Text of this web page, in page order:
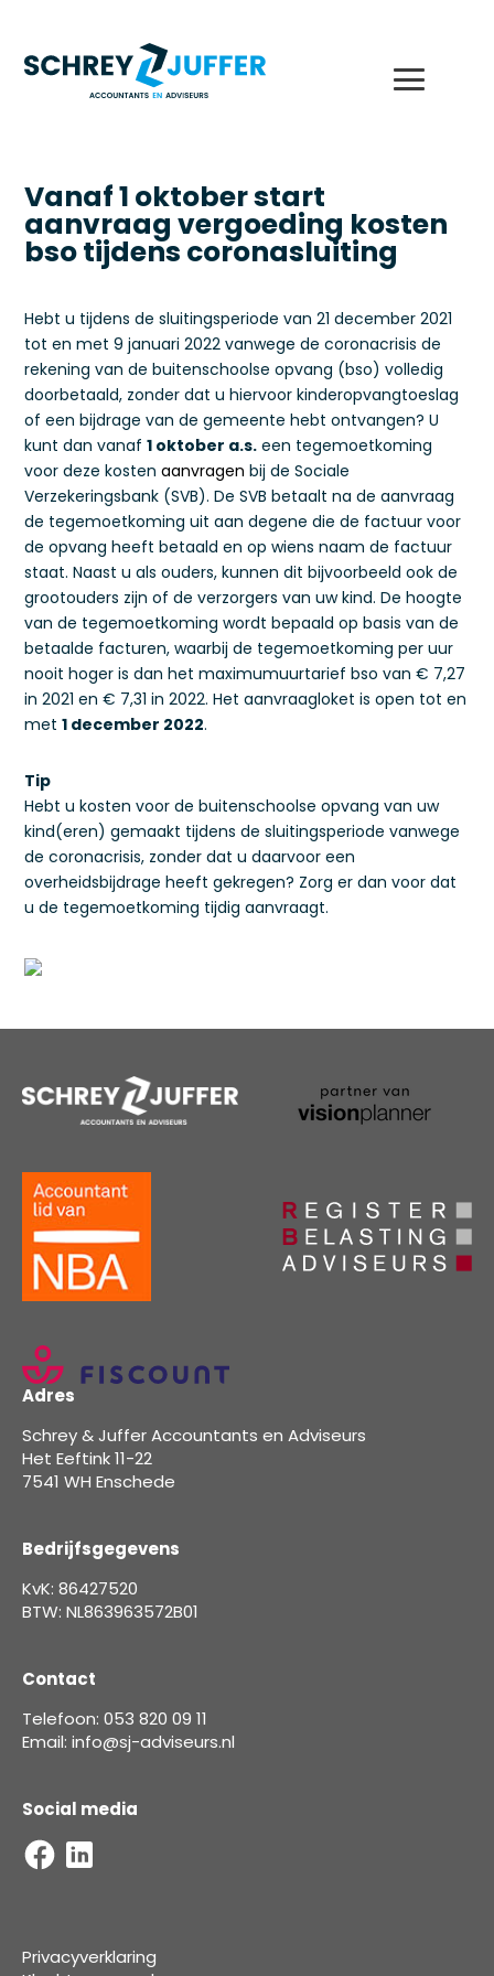
Vanaf 1 oktober start
aanvraag vergoeding kosten
bso tijdens coronasluiting
Hebt u tijdens de sluitingsperiode van 21 december 2021
tot en met 9 januari 2022 vanwege de coronacrisis de
rekening van de buitenschoolse opvang (bso) volledig
doorbetaald, zonder dat u hiervoor kinderopvangtoeslag
of een bijdrage van de gemeente hebt ontvangen? U
kunt dan vanaf1 oktober a.s. een tegemoetkoming
voor deze kostenaanvragen bij de Sociale
Verzekeringsbank (SVB). De SVB betaalt na de aanvraag
de tegemoetkoming uit aan degene die de factuur voor
de opvang heeft betaald en op wiens naam de factuur
staat. Naast u als ouders, kunnen dit bijvoorbeeld ook de
grootouders zijn of de verzorgers van uw kind. De hoogte
van de tegemoetkoming wordt bepaald op basis van de
betaalde facturen, waarbij de tegemoetkoming per uur
nooit hoger is dan het maximumuurtarief bso van € 7,27
in 2021 en € 7,31 in 2022. Het aanvraagloket is open tot en
met1 december 2022.
Tip
Hebt u kosten voor de buitenschoolse opvang van uw
kind(eren) gemaakt tijdens de sluitingsperiode vanwege
de coronacrisis, zonder dat u daarvoor een
overheidsbijdrage heeft gekregen? Zorg er dan voor dat
u de tegemoetkoming tijdig aanvraagt.
Adres
Schrey & Juffer Accountants en Adviseurs
Het Eeftink 11-22
7541 WH Enschede
Bedrijfsgegevens
KvK: 86427520
BTW: NL863963572B01
Contact
Telefoon: 053 820 09 11
Email: info@sj-adviseurs.nl
Social media
Privacyverklaring